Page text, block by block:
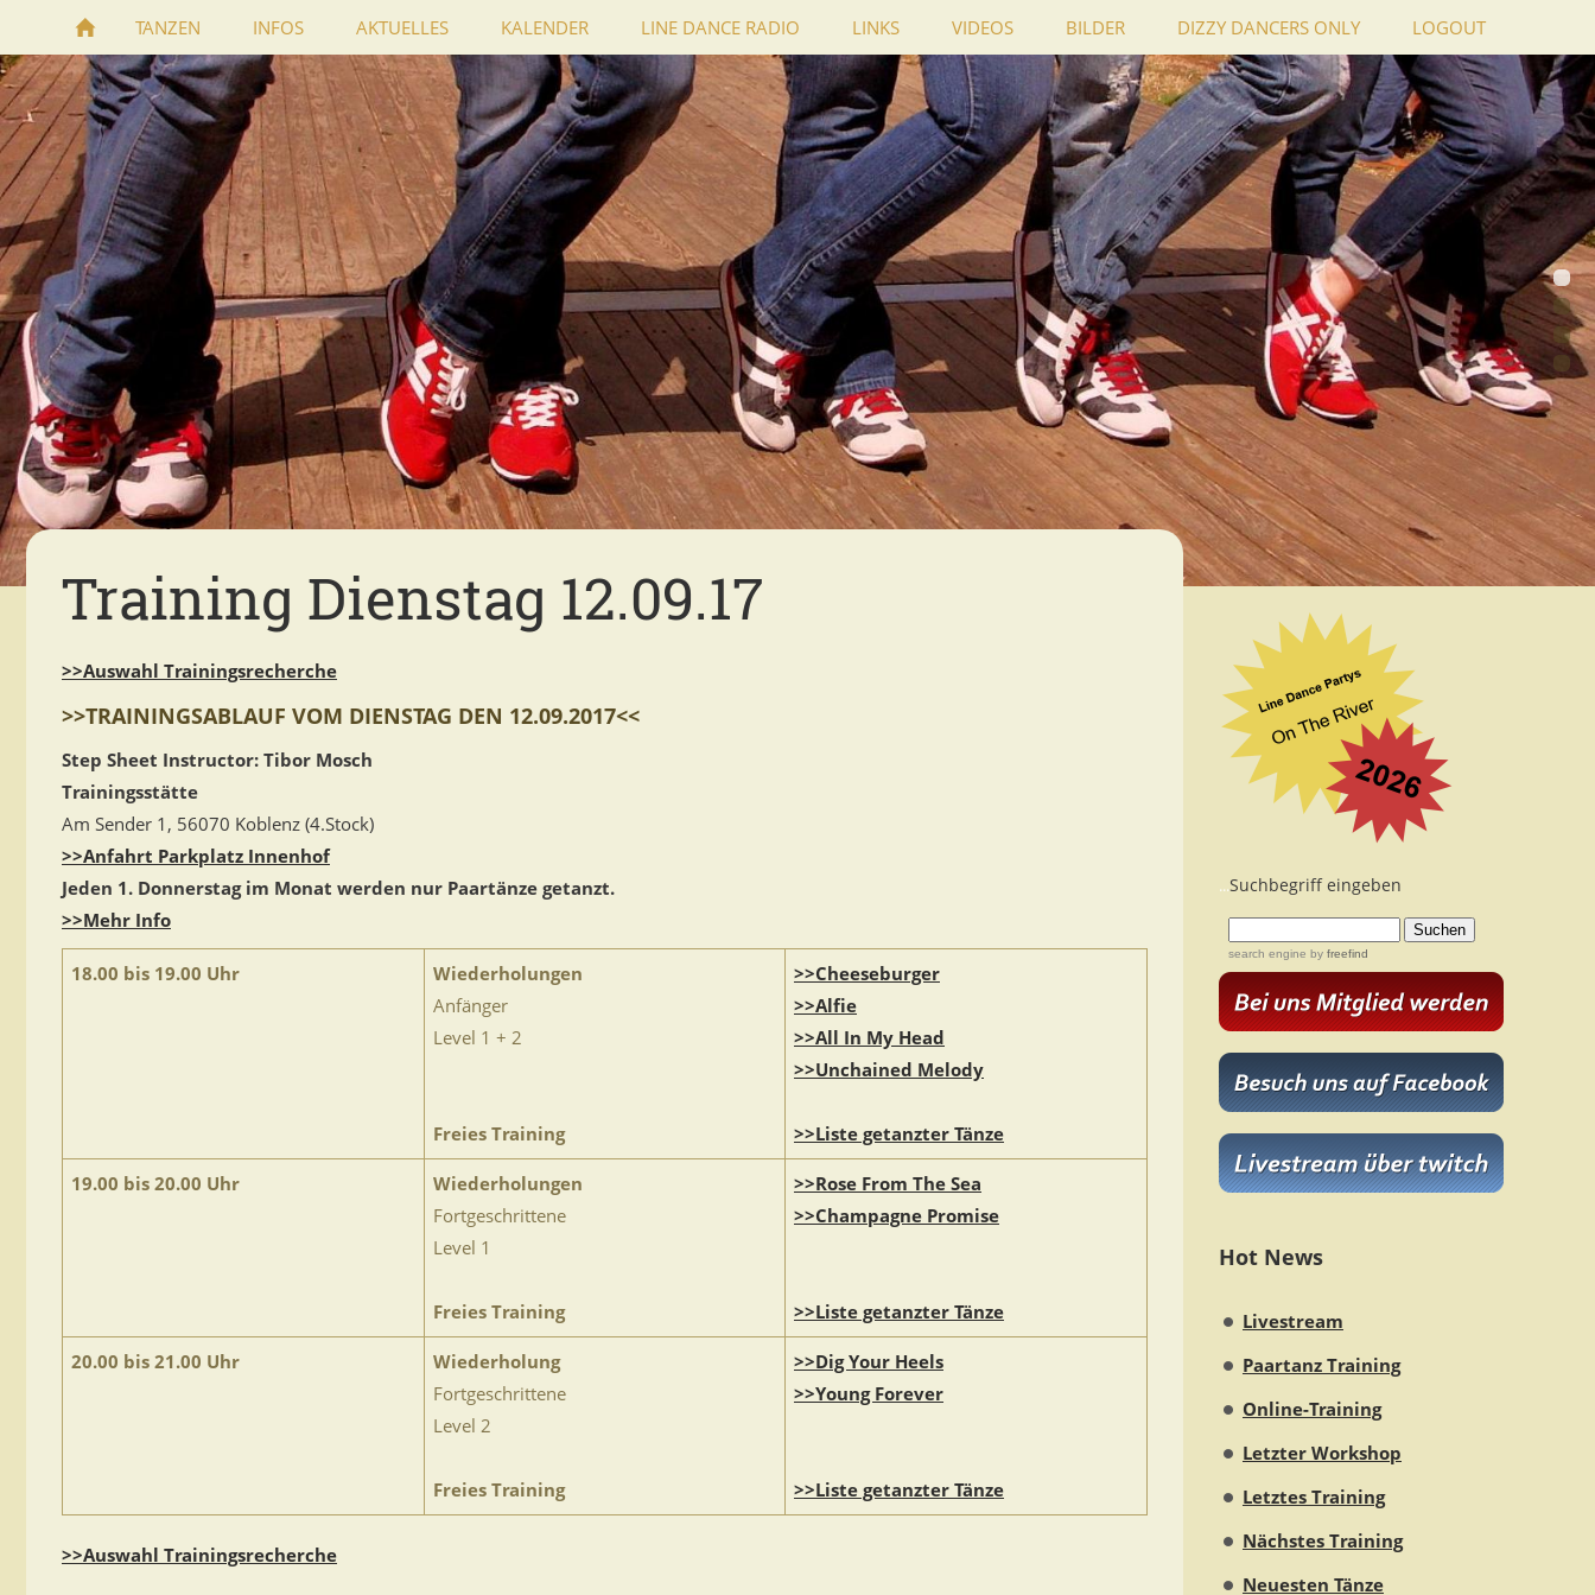
TANZEN INFOS AKTUELLES KALENDER LINE DANCE RADIO LINKS VIDEOS BILDER DIZZY DANCERS ONLY LOGOUT
Training Dienstag 12.09.17
>>Auswahl Trainingsrecherche
>>TRAININGSABLAUF VOM DIENSTAG DEN 12.09.2017<<
Step Sheet Instructor: Tibor Mosch
Trainingsstätte
Am Sender 1, 56070 Koblenz (4.Stock)
>>Anfahrt Parkplatz Innenhof
Jeden 1. Donnerstag im Monat werden nur Paartänze getanzt.
>>Mehr Info
18.00 bis 19.00 Uhr
Wiederholungen
Anfänger
Level 1 + 2
Freies Training
>>Cheeseburger
>>Alfie
>>All In My Head
>>Unchained Melody
>>Liste getanzter Tänze
19.00 bis 20.00 Uhr
Wiederholungen
Fortgeschrittene
Level 1
Freies Training
>>Rose From The Sea
>>Champagne Promise
>>Liste getanzter Tänze
20.00 bis 21.00 Uhr
Wiederholung
Fortgeschrittene
Level 2
Freies Training
>>Dig Your Heels
>>Young Forever
>>Liste getanzter Tänze
>>Auswahl Trainingsrecherche
...Suchbegriff eingeben
search engine by freefind
Hot News
Livestream
Paartanz Training
Online-Training
Letzter Workshop
Letztes Training
Nächstes Training
Neuesten Tänze